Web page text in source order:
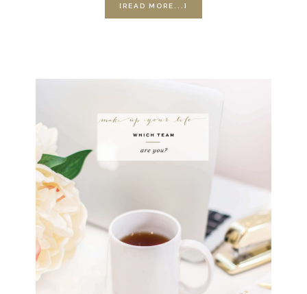
[READ MORE...]
TEAM